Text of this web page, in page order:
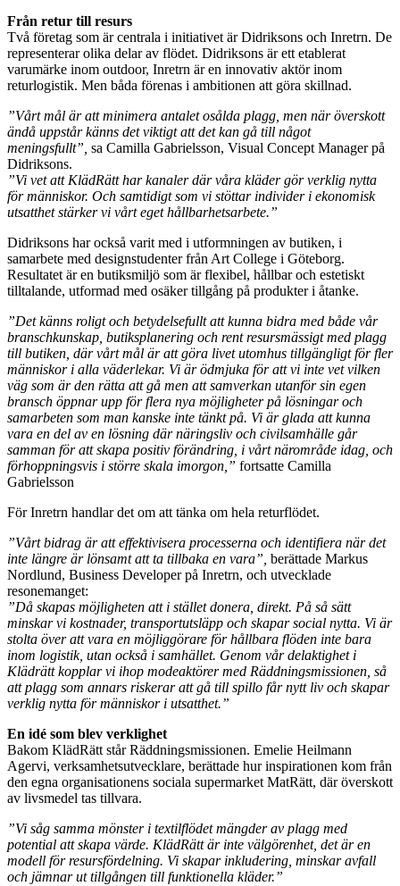
Från retur till resurs
Två företag som är centrala i initiativet är Didriksons och Inretrn. De
representerar olika delar av flödet. Didriksons är ett etablerat
varumärke inom outdoor, Inretrn är en innovativ aktör inom
returlogistik. Men båda förenas i ambitionen att göra skillnad.
”Vårt mål är att minimera antalet osålda plagg, men när överskott
ändå uppstår känns det viktigt att det kan gå till något
meningsfullt”, sa Camilla Gabrielsson, Visual Concept Manager på
Didriksons.
”Vi vet att KlädRätt har kanaler där våra kläder gör verklig nytta
för människor. Och samtidigt som vi stöttar individer i ekonomisk
utsatthet stärker vi vårt eget hållbarhetsarbete.”
Didriksons har också varit med i utformningen av butiken, i
samarbete med designstudenter från Art College i Göteborg.
Resultatet är en butiksmiljö som är flexibel, hållbar och estetiskt
tilltalande, utformad med osäker tillgång på produkter i åtanke.
”Det känns roligt och betydelsefullt att kunna bidra med både vår
branschkunskap, butiksplanering och rent resursmässigt med plagg
till butiken, där vårt mål är att göra livet utomhus tillgängligt för fler
människor i alla väderlekar. Vi är ödmjuka för att vi inte vet vilken
väg som är den rätta att gå men att samverkan utanför sin egen
bransch öppnar upp för flera nya möjligheter på lösningar och
samarbeten som man kanske inte tänkt på. Vi är glada att kunna
vara en del av en lösning där näringsliv och civilsamhälle går
samman för att skapa positiv förändring, i vårt närområde idag, och
förhoppningsvis i större skala imorgon,” fortsatte Camilla
Gabrielsson
För Inretrn handlar det om att tänka om hela returflödet.
”Vårt bidrag är att effektivisera processerna och identifiera när det
inte längre är lönsamt att ta tillbaka en vara”, berättade Markus
Nordlund, Business Developer på Inretrn, och utvecklade
resonemanget:
”Då skapas möjligheten att i stället donera, direkt. På så sätt
minskar vi kostnader, transportutsläpp och skapar social nytta. Vi är
stolta över att vara en möjliggörare för hållbara flöden inte bara
inom logistik, utan också i samhället. Genom vår delaktighet i
Klädrätt kopplar vi ihop modeaktörer med Räddningsmissionen, så
att plagg som annars riskerar att gå till spillo får nytt liv och skapar
verklig nytta för människor i utsatthet.”
En idé som blev verklighet
Bakom KlädRätt står Räddningsmissionen. Emelie Heilmann
Agervi, verksamhetsutvecklare, berättade hur inspirationen kom från
den egna organisationens sociala supermarket MatRätt, där överskott
av livsmedel tas tillvara.
”Vi såg samma mönster i textilflödet mängder av plagg med
potential att skapa värde. KlädRätt är inte välgörenhet, det är en
modell för resursfördelning. Vi skapar inkludering, minskar avfall
och jämnar ut tillgången till funktionella kläder.”